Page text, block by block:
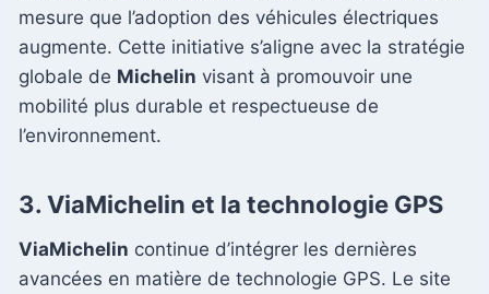
mesure que l’adoption des véhicules électriques
augmente. Cette initiative s’aligne avec la stratégie
globale de Michelin visant à promouvoir une
mobilité plus durable et respectueuse de
l’environnement.
3. ViaMichelin et la technologie GPS
ViaMichelin continue d’intégrer les dernières
avancées en matière de technologie GPS. Le site